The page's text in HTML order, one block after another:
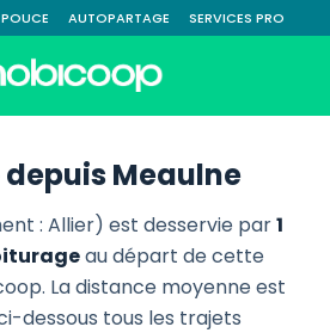
AUTOPARTAGE SERVICES PRO
Meaulne
: Allier) est desservie par1
au départ de cette
La distance moyenne est
dessous tous les trajets